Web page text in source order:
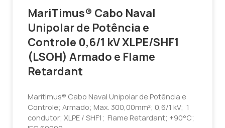
MariTimus® Cabo Naval
Unipolar de Potência e
Controle 0,6/1 kV XLPE/SHF1
(LSOH) Armado e Flame
Retardant
Maritimus® Cabo Naval Unipolar de Potência e
Controle; Armado; Max. 300,00mm²; 0,6/1 kV; 1
condutor; XLPE / SHF1; Flame Retardant; +90°C;